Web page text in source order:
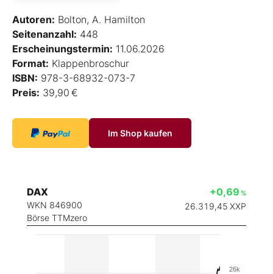
Autoren: Bolton, A. Hamilton
Seitenanzahl: 448
Erscheinungstermin: 11.06.2026
Format: Klappenbroschur
ISBN: 978-3-68932-073-7
Preis: 39,90 €
Im Shop kaufen
DAX
WKN 846900
Börse TTMzero
+0,69 %
26.319,45 XXP
26k